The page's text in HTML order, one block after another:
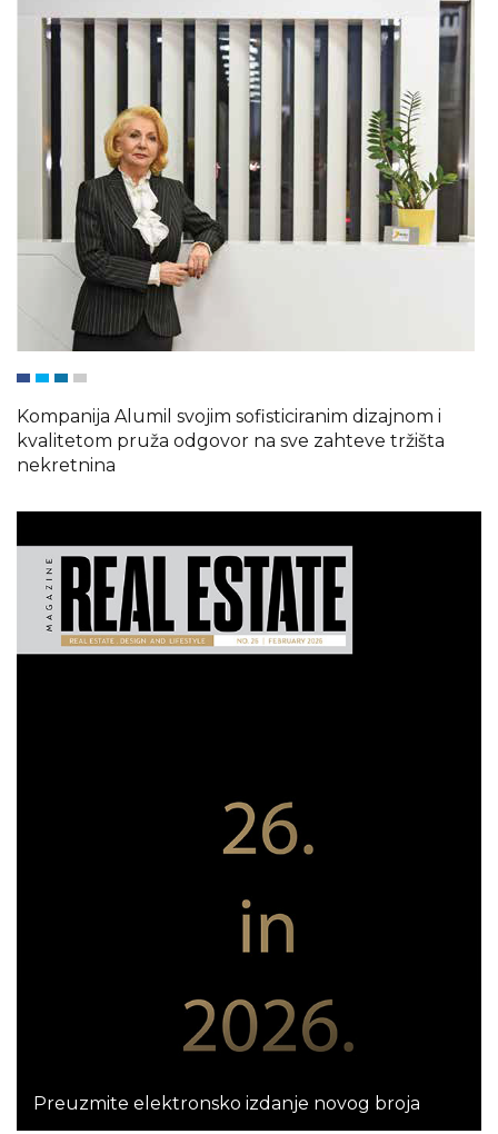
Kompanija Alumil svojim sofisticiranim dizajnom i
kvalitetom pruža odgovor na sve zahteve tržišta
nekretnina
Preuzmite elektronsko izdanje novog broja